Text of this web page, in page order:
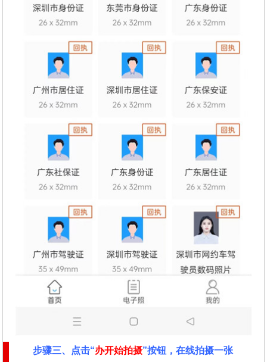
步骤三、点击“办开始拍摄”按钮，在线拍摄一张